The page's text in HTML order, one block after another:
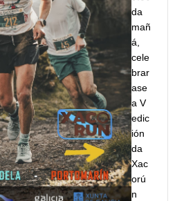
da
mañ
á,
cele
brar
ase
a V
edic
ión
da
Xac
orú
n